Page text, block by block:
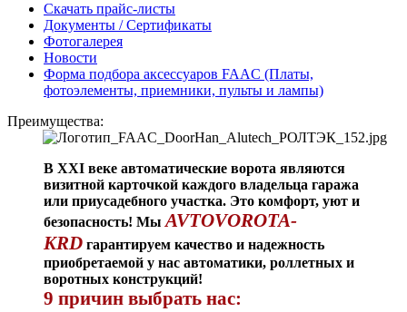
Скачать прайс-листы
Документы / Сертификаты
Фотогалерея
Новости
Форма подбора аксессуаров FAAC (Платы,
фотоэлементы, приемники, пульты и лампы)
Преимущества:
В XXI веке автоматические ворота являются
визитной карточкой каждого владельца гаража
или приусадебного участка. Это комфорт, уют и
безопасность! Мы AVTOVOROTA-
KRD гарантируем качество и надежность
приобретаемой у нас автоматики, роллетных и
воротных конструкций!
9 причин выбрать нас: